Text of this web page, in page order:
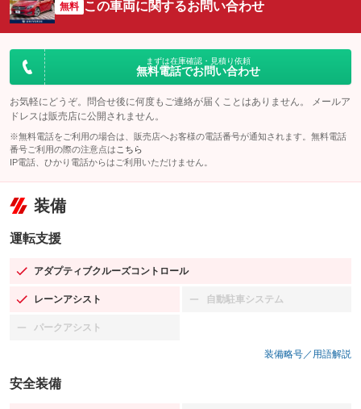
無料 この車両に関するお問い合わせ
まずは在庫確認・見積り依頼
無料電話でお問い合わせ
お気軽にどうぞ。問合せ後に何度もご連絡が届くことはありません。 メールア
ドレスは販売店に公開されません。
※無料電話をご利用の場合は、販売店へお客様の電話番号が通知されます。無料電話
番号ご利用の際の注意点は こちら
IP電話、ひかり電話からはご利用いただけません。
装備
運転支援
アダプティブクルーズコントロール
：装備あり
レーンアシスト
：装備あり 自動駐車システム
：装備なし
パークアシスト
：装備なし
装備略号／用語解説
安全装備